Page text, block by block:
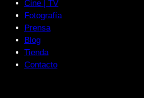
Cine | TV
Fotografía
Prensa
Blog
Tienda
Contacto